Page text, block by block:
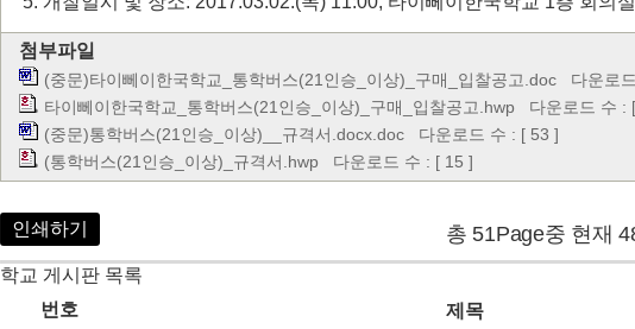
첨부파일
(중문)타이뻬이한국학교_통학버스(21인승_이상)_구매_입찰공고.doc 다운로
타이뻬이한국학교_통학버스(21인승_이상)_구매_입찰공고.hwp 다운로드 수 :
(중문)통학버스(21인승_이상)__규격서.docx.doc 다운로드 수 : [ 53 ]
(통학버스(21인승_이상)_규격서.hwp 다운로드 수 : [ 15 ]
인쇄하기 총 51Page중 현재
학교 게시판 목록
번호
제목